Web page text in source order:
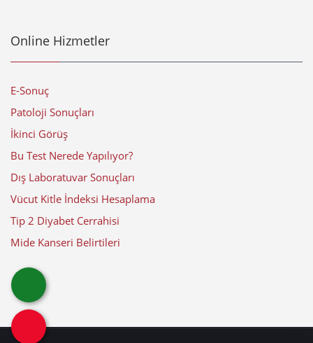
Online Hizmetler
E-Sonuç
Patoloji Sonuçları
İkinci Görüş
Bu Test Nerede Yapılıyor?
Dış Laboratuvar Sonuçları
Vücut Kitle İndeksi Hesaplama
Tip 2 Diyabet Cerrahisi
Mide Kanseri Belirtileri